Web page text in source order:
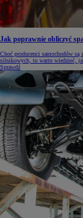
Jak poprawnie obliczyć
Choć producenci samochodów
silnikowych, to warto wiedzieć,
Sprawdź